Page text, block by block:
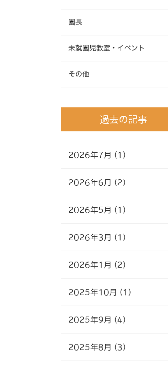
園長
未就園児教室・イベント
その他
過去の記事
2026年7月 (1)
2026年6月 (2)
2026年5月 (1)
2026年3月 (1)
2026年1月 (2)
2025年10月 (1)
2025年9月 (4)
2025年8月 (3)